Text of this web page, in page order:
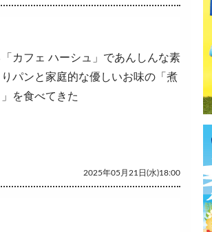
カフェ ハーシュ」であんしんな素
パンと家庭的な優しいお味の「煮
を食べてきた
2025年05月21日(水)18:00